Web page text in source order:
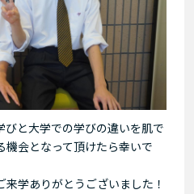
と大学での学びの違いを肌で
会となって頂けたら幸いで
学ありがとうございました！